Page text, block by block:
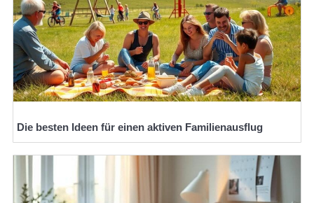
Die besten Ideen für einen aktiven Familienausflug